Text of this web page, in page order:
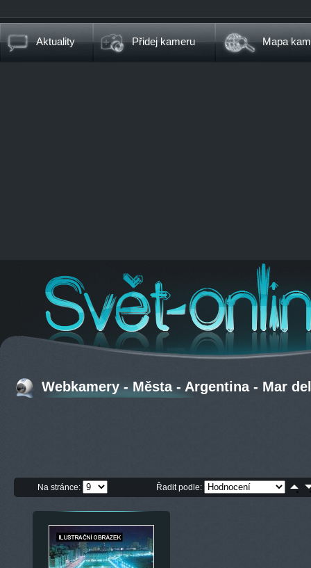
Aktuality Přidej kameru Mapa
Webkamery - Města - Argentina - Mar
Na stránce: Řadit podle: